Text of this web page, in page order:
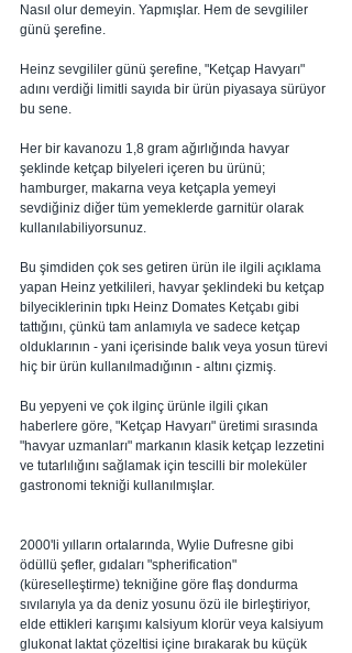
Nasıl olur demeyin. Yapmışlar. Hem de sevgililer
günü şerefine.
Heinz sevgililer günü şerefine, "Ketçap Havyarı"
adını verdiği limitli sayıda bir ürün piyasaya sürüyor
bu sene.
Her bir kavanozu 1,8 gram ağırlığında havyar
şeklinde ketçap bilyeleri içeren bu ürünü;
hamburger, makarna veya ketçapla yemeyi
sevdiğiniz diğer tüm yemeklerde garnitür olarak
kullanılabiliyorsunuz.
Bu şimdiden çok ses getiren ürün ile ilgili açıklama
yapan Heinz yetkilileri, havyar şeklindeki bu ketçap
bilyeciklerinin tıpkı Heinz Domates Ketçabı gibi
tattığını, çünkü tam anlamıyla ve sadece ketçap
olduklarının - yani içerisinde balık veya yosun türevi
hiç bir ürün kullanılmadığının - altını çizmiş.
Bu yepyeni ve çok ilginç ürünle ilgili çıkan
haberlere göre, "Ketçap Havyarı" üretimi sırasında
"havyar uzmanları" markanın klasik ketçap lezzetini
ve tutarlılığını sağlamak için tescilli bir moleküler
gastronomi tekniği kullanılmışlar.
2000'li yılların ortalarında, Wylie Dufresne gibi
ödüllü şefler, gıdaları "spherification"
(küreselleştirme) tekniğine göre flaş dondurma
sıvılarıyla ya da deniz yosunu özü ile birleştiriyor,
elde ettikleri karışımı kalsiyum klorür veya kalsiyum
glukonat laktat çözeltisi içine bırakarak bu küçük